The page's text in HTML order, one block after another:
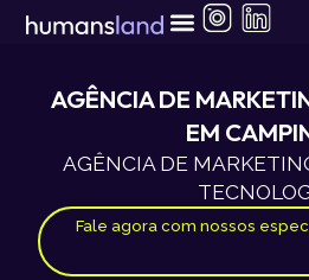
para
conteúdoAGÊNCIA DE
EM
AGÊNCIA DE
Fale agora com nossos